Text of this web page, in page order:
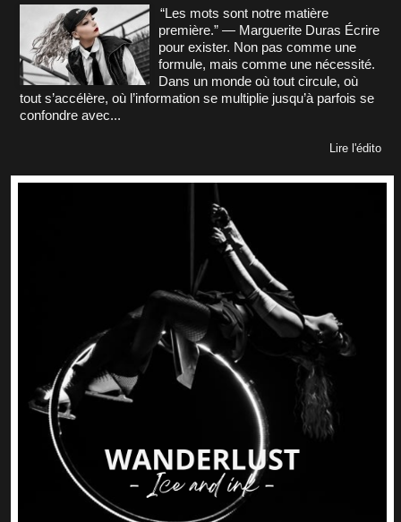
“Les mots sont notre matière
première.” — Marguerite Duras Écrire
pour exister. Non pas comme une
formule, mais comme une nécessité.
Dans un monde où tout circule, où
tout s’accélère, où l’information se multiplie jusqu’à parfois se
confondre avec...
Lire l'édito